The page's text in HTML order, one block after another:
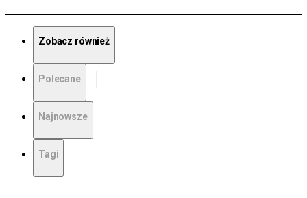
Zobacz również
Polecane
Najnowsze
Tagi